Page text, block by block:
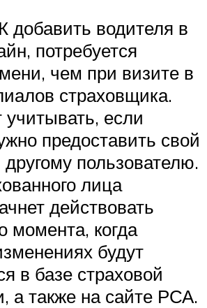
добавить водителя в
потребуется
чем при визите в
страховщика.
учитывать, если
предоставить свой
пользователю.
лица
действовать
момента, когда
будут
в базе страховой
а также на сайте РСА.